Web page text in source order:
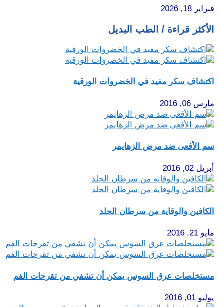
فبراير 18, 2026
الأكثر قراءة / الطب البديل
اكتشاف سكر مفيد في الخضروات الورقية
مارس 06, 2016
سم الأفعى ضد مرض الزهايمر
أبريل 02, 2016
الكافين والوقاية من سرطان الجلد
مايو 21, 2016
مستخلصات عرق السوس يمكن أن تشفي من تقرحات الفم
يوليو 01, 2016